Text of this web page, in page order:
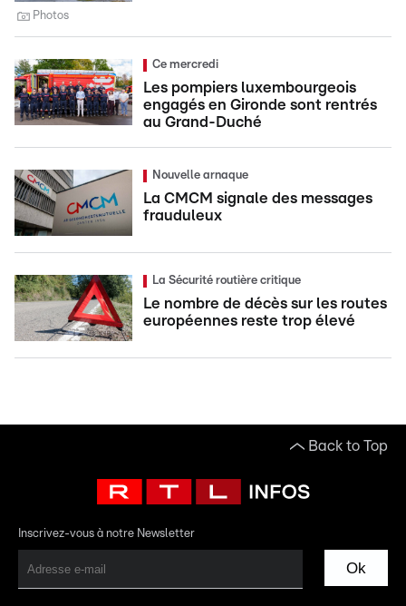
Photos
Ce mercredi
Les pompiers luxembourgeois
engagés en Gironde sont rentrés
au Grand-Duché
Nouvelle arnaque
La CMCM signale des messages
frauduleux
La Sécurité routière critique
Le nombre de décès sur les routes
européennes reste trop élevé
Back to Top
Inscrivez-vous à notre Newsletter
Ok